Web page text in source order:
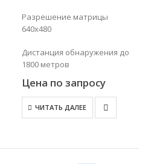
Разрешение матрицы
640х480
Дистанция обнаружения до
1800 метров
Цена по запросу
ЧИТАТЬ ДАЛЕЕ